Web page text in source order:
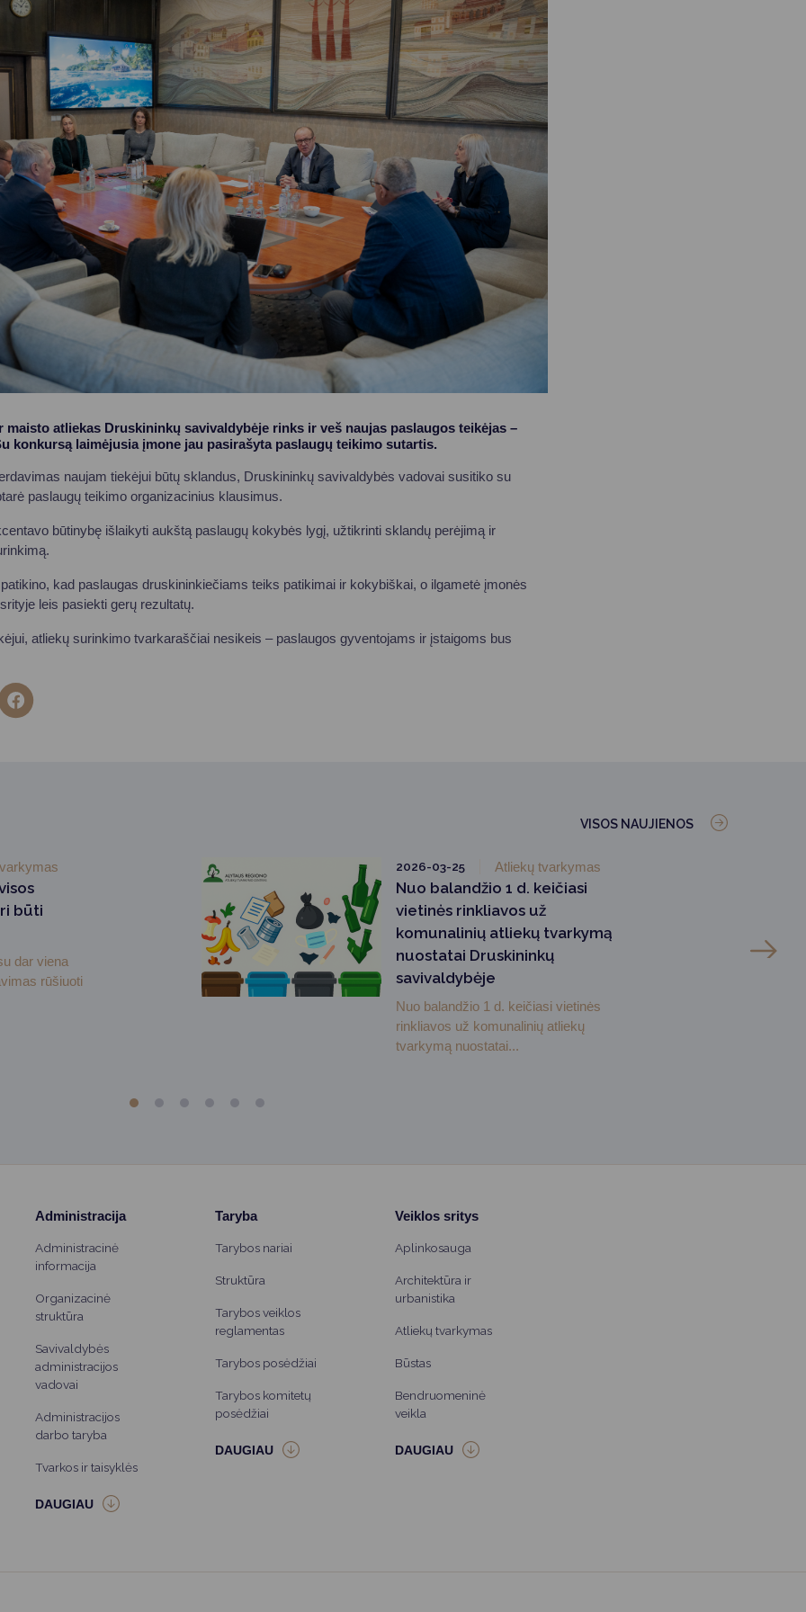
Pranešėjų apsauga
Asmens duomenų apsauga
maisto atliekas Druskininkų savivaldybėje rinks ir veš naujas paslaugos teikėjas –
konkursą laimėjusia įmone jau pasirašyta paslaugų teikimo sutartis.
naujam tiekėjui būtų sklandus, Druskininkų savivaldybės vadovai susitiko su
paslaugų teikimo organizacinius klausimus.
būtinybę išlaikyti aukštą paslaugų kokybės lygį, užtikrinti sklandų perėjimą ir
patikino, kad paslaugas druskininkiečiams teiks patikimai ir kokybiškai, o ilgametė įmonės
leis pasiekti gerų rezultatų.
atliekų surinkimo tvarkaraščiai nesikeis – paslaugos gyventojams ir įstaigoms bus
VISOS NAUJIENOS
būti
dar viena
rūšiuoti
2026-03-25 Atliekų tvarkymas
Nuo balandžio 1 d. keičiasi
vietinės rinkliavos už
komunalinių atliekų tvarkymą
nuostatai Druskininkų
savivaldybėje
Nuo balandžio 1 d. keičiasi vietinės
rinkliavos už komunalinių atliekų
tvarkymą nuostatai...
Administracija
Administracinė
informacija
Organizacinė
struktūra
Savivaldybės
administracijos
vadovai
Administracijos
darbo taryba
Tvarkos ir taisyklės
Taryba
Tarybos nariai
Struktūra
Tarybos veiklos
reglamentas
Tarybos posėdžiai
Tarybos komitetų
posėdžiai
Veiklos sritys
Aplinkosauga
Architektūra ir
urbanistika
Atliekų tvarkymas
Būstas
Bendruomeninė
veikla